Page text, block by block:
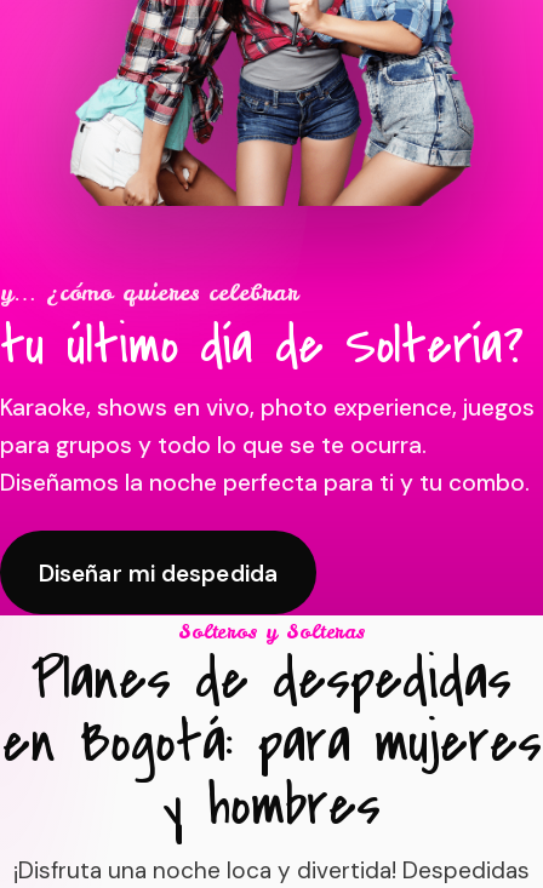
y… ¿cómo quieres celebrar
tu último día de Soltería?
Karaoke, shows en vivo, photo experience, juegos
para grupos y todo lo que se te ocurra.
Diseñamos la noche perfecta para ti y tu combo.
Diseñar mi despedida
Solteros y Solteras
Planes de despedidas
en Bogotá: para mujeres
y hombres
¡Disfruta una noche loca y divertida! Despedidas